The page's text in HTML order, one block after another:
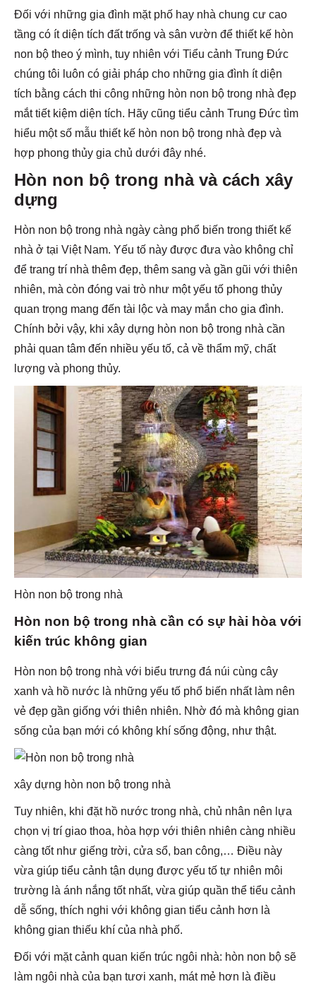
Đối với những gia đình mặt phố hay nhà chung cư cao
tầng có ít diện tích đất trống và sân vườn để thiết kế hòn
non bộ theo ý mình, tuy nhiên với Tiểu cảnh Trung Đức
chúng tôi luôn có giải pháp cho những gia đình ít diện
tích bằng cách thi công những hòn non bộ trong nhà đẹp
mắt tiết kiệm diện tích. Hãy cũng tiểu cảnh Trung Đức tìm
hiểu một số mẫu thiết kế hòn non bộ trong nhà đẹp và
hợp phong thủy gia chủ dưới đây nhé.
Hòn non bộ trong nhà và cách xây
dựng
Hòn non bộ trong nhà ngày càng phổ biến trong thiết kế
nhà ở tại Việt Nam. Yếu tố này được đưa vào không chỉ
để trang trí nhà thêm đẹp, thêm sang và gần gũi với thiên
nhiên, mà còn đóng vai trò như một yếu tố phong thủy
quan trọng mang đến tài lộc và may mắn cho gia đình.
Chính bởi vậy, khi xây dựng hòn non bộ trong nhà cần
phải quan tâm đến nhiều yếu tố, cả về thẩm mỹ, chất
lượng và phong thủy.
Hòn non bộ trong nhà
Hòn non bộ trong nhà cần có sự hài hòa với
kiến trúc không gian
Hòn non bộ trong nhà với biểu trưng đá núi cùng cây
xanh và hồ nước là những yếu tố phổ biến nhất làm nên
vẻ đẹp gần giống với thiên nhiên. Nhờ đó mà không gian
sống của bạn mới có không khí sống động, như thật.
xây dựng hòn non bộ trong nhà
Tuy nhiên, khi đặt hồ nước trong nhà, chủ nhân nên lựa
chọn vị trí giao thoa, hòa hợp với thiên nhiên càng nhiều
càng tốt như giếng trời, cửa sổ, ban công,… Điều này
vừa giúp tiểu cảnh tận dụng được yếu tố tự nhiên môi
trường là ánh nắng tốt nhất, vừa giúp quần thể tiểu cảnh
dễ sống, thích nghi với không gian tiểu cảnh hơn là
không gian thiếu khí của nhà phố.
Đối với mặt cảnh quan kiến trúc ngôi nhà: hòn non bộ sẽ
làm ngôi nhà của bạn tươi xanh, mát mẻ hơn là điều